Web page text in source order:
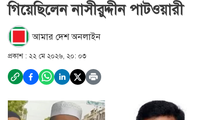
গিয়েছিলেন নাসীরুদ্দীন পাটওয়ারী
আমার দেশ অনলাইন
প্রকাশ : ২২ মে ২০২৬, ২০: ০৩